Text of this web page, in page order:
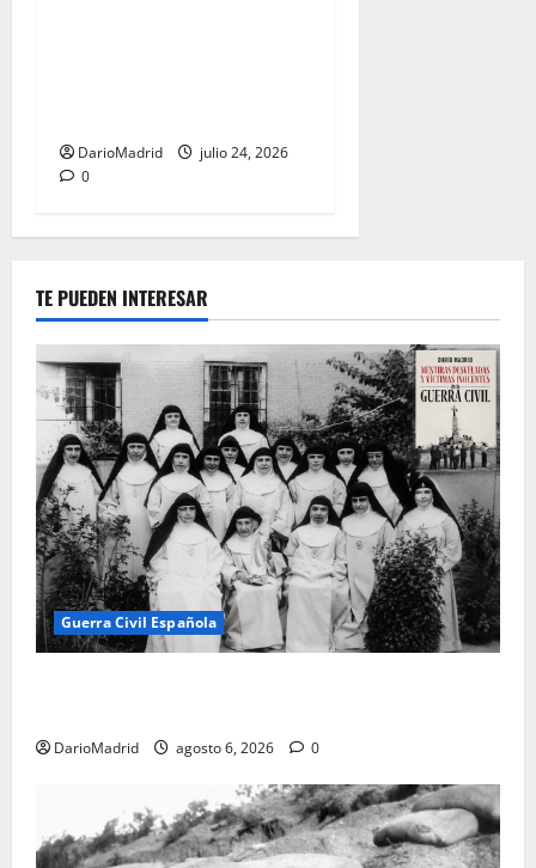
DarioMadrid
julio 24, 2026
0
TE PUEDEN INTERESAR
Guerra Civil Española
DarioMadrid agosto 6, 2026 0